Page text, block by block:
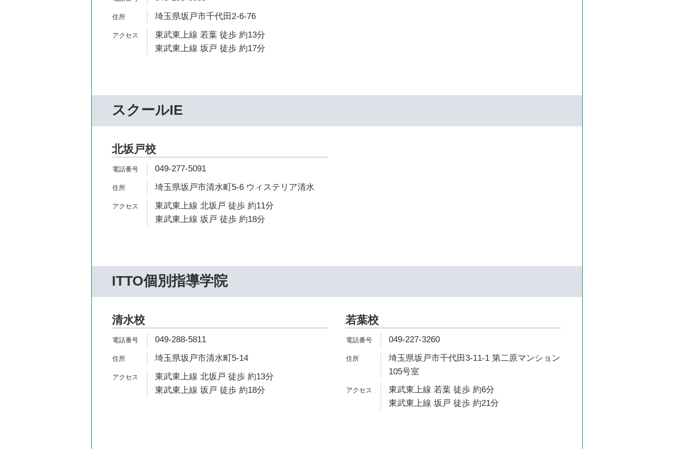
埼玉県坂戸市千代田2-6-76
東武東上線 若葉 徒歩 約13分
東武東上線 坂戸 徒歩 約17分
スクールIE
北坂戸校
049-277-5091
埼玉県坂戸市清水町5-6 ウィステリア清水
東武東上線 北坂戸 徒歩 約11分
東武東上線 坂戸 徒歩 約18分
ITTO個別指導学院
清水校
049-288-5811
埼玉県坂戸市清水町5-14
東武東上線 北坂戸 徒歩 約13分
東武東上線 坂戸 徒歩 約18分
若葉校
049-227-3260
埼玉県坂戸市千代田3-11-1 第二原マンション
105号室
東武東上線 若葉 徒歩 約6分
東武東上線 坂戸 徒歩 約21分